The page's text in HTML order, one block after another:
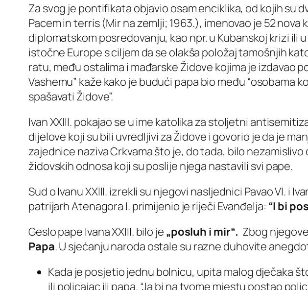
Za svog je pontifikata objavio osam enciklika, od kojih su
Pacem in terris(Mir na zemlji; 1963.), imenovao je 52
diplomatskom posredovanju, kao npr. u Kubanskoj krizi
istočne Europe s ciljem da se olakša položaj tamošnjih
ratu, među ostalima i mađarske Židove kojima je izdavao
Vashemu” kaže kako je budući papa bio među “osobama
spašavati Židove”.
Ivan XXIII. pokajao se u ime katolika za stoljetni
dijelove koji su bili uvredljivi za Židove i govorio je da je
zajednice naziva Crkvama što je, do tada, bilo
židovskih odnosa koji su poslije njega nastavili svi pape.
Sud o Ivanu XXIII. izrekli su njegovi nasljednici Pavao VI. i
patrijarh Atenagora I. primijenio je riječi Evanđelja: “I bi
Geslo pape Ivana XXIII. bilo je „posluh i mir“. Zbog
Papa. U sjećanju naroda ostale su razne duhovite
Kada je posjetio jednu bolnicu, upita malog dječaka
ili policajac ili papa. “Ja bi na tvome mjestu postao